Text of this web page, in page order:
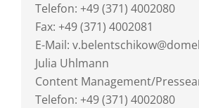
Telefon: +49 (371) 4002080
Fax: +49 (371) 4002081
E-Mail:
Julia Uhlmann
Content Management/
Telefon: +49 (371) 4002080